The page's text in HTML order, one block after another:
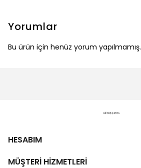
Yorumlar
Bu ürün için henüz yorum yapılmamış.
HESABIM
MÜŞTERİ HİZMETLERİ